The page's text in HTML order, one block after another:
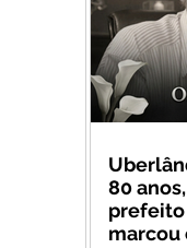
80
marcou